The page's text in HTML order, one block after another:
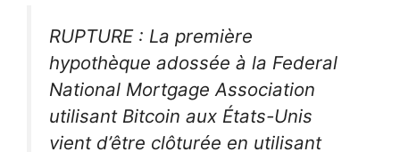
RUPTURE : La première
hypothèque adossée à la Federal
National Mortgage Association
utilisant Bitcoin aux États-Unis
vient d’être clôturée en utilisant